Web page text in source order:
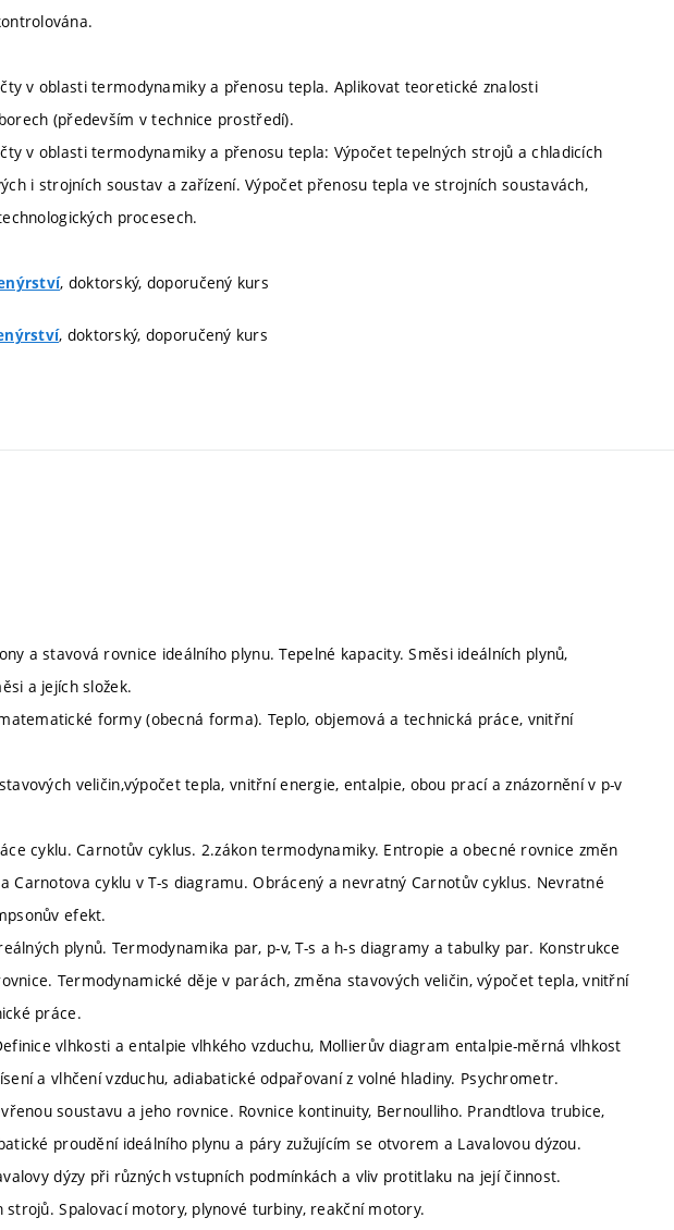
v oblasti termodynamiky a přenosu tepla. Aplikovat teoretické znalosti
(především v technice prostředí).
v oblasti termodynamiky a přenosu tepla: Výpočet tepelných strojů a chladicích
i strojních soustav a zařízení. Výpočet přenosu tepla ve strojních soustavách,
procesech.
, doktorský, doporučený kurs
, doktorský, doporučený kurs
a stavová rovnice ideálního plynu. Tepelné kapacity. Směsi ideálních plynů,
a jejích složek.
formy (obecná forma). Teplo, objemová a technická práce, vnitřní
veličin,výpočet tepla, vnitřní energie, entalpie, obou prací a znázornění v p-v
cyklu. Carnotův cyklus. 2.zákon termodynamiky. Entropie a obecné rovnice změn
Carnotova cyklu v T-s diagramu. Obrácený a nevratný Carnotův cyklus. Nevratné
efekt.
plynů. Termodynamika par, p-v, T-s a h-s diagramy a tabulky par. Konstrukce
Termodynamické děje v parách, změna stavových veličin, výpočet tepla, vnitřní
práce.
vlhkosti a entalpie vlhkého vzduchu, Mollierův diagram entalpie-měrná vlhkost
a vlhčení vzduchu, adiabatické odpařovaní z volné hladiny. Psychrometr.
soustavu a jeho rovnice. Rovnice kontinuity, Bernoulliho. Prandtlova trubice,
proudění ideálního plynu a páry zužujícím se otvorem a Lavalovou dýzou.
dýzy při různých vstupních podmínkách a vliv protitlaku na její činnost.
Spalovací motory, plynové turbiny, reakční motory.